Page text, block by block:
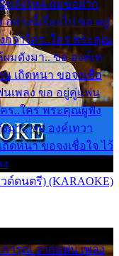
หลั่งไหล ผมขอฝาก
อย่างนี้เรื่อยไป ขอ อยู่
กว่าใคร..ใคร พระคุณ
มดังมา.. ขอ องค์เท
เถิดหนา ขอจงเชื่อ
นเพลง ขอ อยู่คู่แฟน
คร..ใคร พระคุณผู้ฟัง
มา.. ขอ องค์เทวา
ดหนา ขอจงเชื่อใจ ไว้
ด์ดนตรี) (KARAOKE)
ารุณ จากแฟน เพลง